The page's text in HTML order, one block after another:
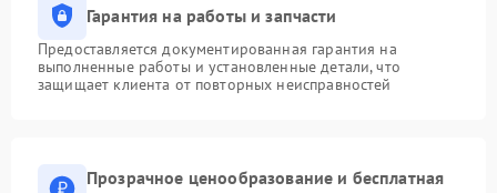
Гарантия на работы и запчасти
Предоставляется документированная гарантия на
выполненные работы и установленные детали, что
защищает клиента от повторных неисправностей
Прозрачное ценообразование и бесплатная